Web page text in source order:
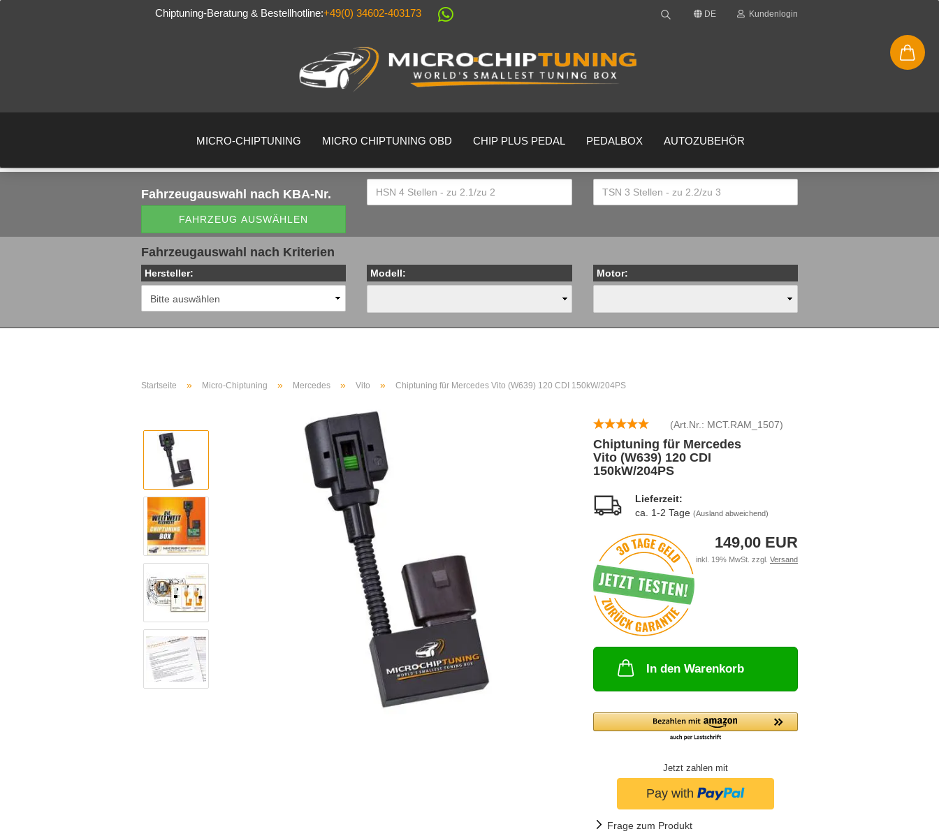
Chiptuning-Beratung & Bestellhotline:+49(0) 34602-403173 DE
Sprache auswählen
Kundenlogin
MICRO-CHIPTUNING MICRO CHIPTUNING OBD CHIP PLUS PEDAL PEDALBOX AUTOZUBEHÖR
Fahrzeugauswahl nach KBA-Nr.
FAHRZEUG AUSWÄHLEN
Fahrzeugauswahl nach Kriterien
Hersteller: Modell: Motor:
Startseite » Micro-Chiptuning » Mercedes » Vito » Chiptuning für Mercedes Vito (W639) 120 CDI 150kW/204PS
(Art.Nr.: MCT.RAM_1507)
Chiptuning für Mercedes
Vito (W639) 120 CDI
150kW/204PS
Lieferzeit:
ca. 1-2 Tage (Ausland abweichend)
149,00 EUR
inkl. 19% MwSt. zzgl. Versand
In den Warenkorb
Jetzt zahlen mit
Frage zum Produkt